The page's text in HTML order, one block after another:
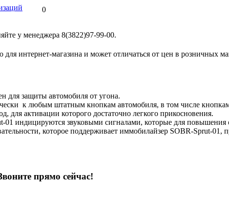
0
у менеджера 8(3822)97-99-00.
для интернет-магазина и может отличаться от цен в розничных
для защиты автомобиля от угона.
к любым штатным кнопкам автомобиля, в том числе
для активации которого достаточно легкого прикосновения.
индицируются звуковыми сигналами, которые для
которое поддерживает иммобилайзер SOBR-Sprut-01,
прямо сейчас!